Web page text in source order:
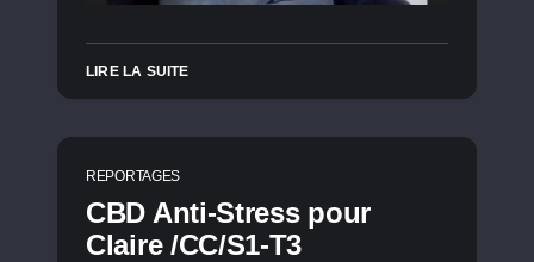
LIRE LA SUITE
REPORTAGES
CBD Anti-Stress pour
Claire /CC/S1-T3